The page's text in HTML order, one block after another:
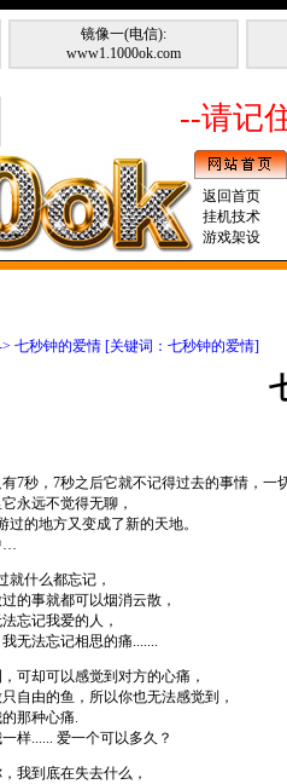
镜像一(电信):
www1.1000ok.com
--请记
返回首页
挂机技术
游戏架设
> 七秒钟的爱情 [关键词：七秒钟的爱情]
7秒， 7秒之后它就不记得过去的事情，一
永远不觉得无聊，
过的地方又变成了新的天地。
…
就什么都忘记，
的事就都可以烟消云散，
忘记我爱的人，
无法忘记相思的痛.......
可却可以感觉到对方的心痛，
自由的鱼，所以你也无法感觉到，
那种心痛.
样...... 爱一个可以多久？
我到底在失去什么，